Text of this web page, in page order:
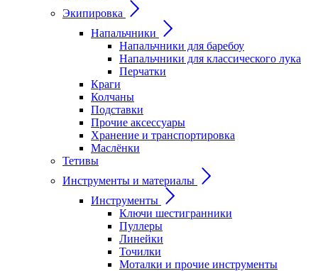
Экипировка
Напальчники
Напальчники для баребоу
Напальчники для классического лука
Перчатки
Краги
Колчаны
Подставки
Прочие аксессуары
Хранение и транспортировка
Маслёнки
Тетивы
Инструменты и материалы
Инструменты
Ключи шестигранники
Пуллеры
Линейки
Точилки
Моталки и прочие инструменты